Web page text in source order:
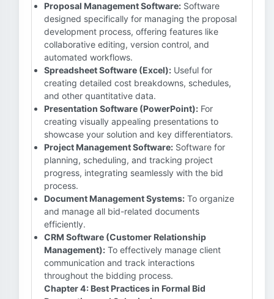
Proposal Management Software: Software
designed specifically for managing the proposal
development process, offering features like
collaborative editing, version control, and
automated workflows.
Spreadsheet Software (Excel): Useful for
creating detailed cost breakdowns, schedules,
and other quantitative data.
Presentation Software (PowerPoint): For
creating visually appealing presentations to
showcase your solution and key differentiators.
Project Management Software: Software for
planning, scheduling, and tracking project
progress, integrating seamlessly with the bid
process.
Document Management Systems: To organize
and manage all bid-related documents
efficiently.
CRM Software (Customer Relationship
Management): To effectively manage client
communication and track interactions
throughout the bidding process.
Chapter 4: Best Practices in Formal Bid